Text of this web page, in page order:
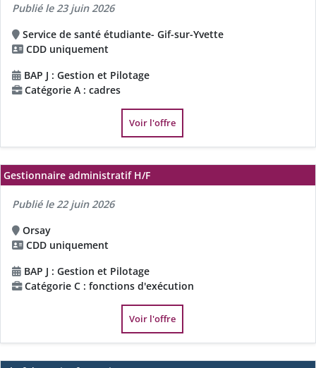
Publié le 23 juin 2026
Service de santé étudiante- Gif-sur-Yvette
CDD uniquement
BAP J : Gestion et Pilotage
Catégorie A : cadres
Voir l'offre
Gestionnaire administratif H/F
Publié le 22 juin 2026
Orsay
CDD uniquement
BAP J : Gestion et Pilotage
Catégorie C : fonctions d'exécution
Voir l'offre